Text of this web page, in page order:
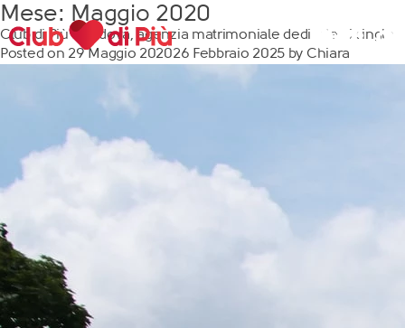
Scopri Club di Più
La fondatrice Valeria Pilla
Annunci Donne
Mese: Maggio 2020
Club di Più a Padova, agenzia matrimoniale dedicata ai single
Posted on 29 Maggio 202026 Febbraio 2025 by Chiara